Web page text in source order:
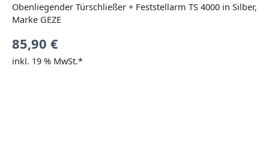
Obenliegender Türschließer + Feststellarm TS 4000 in Silber,
Marke GEZE
85,90 €
inkl. 19 % MwSt.*